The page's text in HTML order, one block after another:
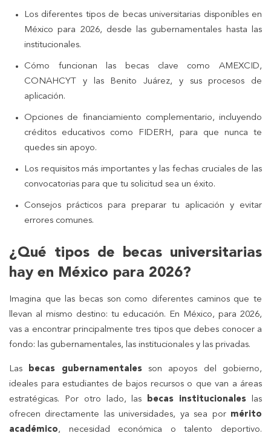
Los diferentes tipos de becas universitarias disponibles en
México para 2026, desde las gubernamentales hasta las
institucionales.
Cómo funcionan las becas clave como AMEXCID,
CONAHCYT y las Benito Juárez, y sus procesos de
aplicación.
Opciones de financiamiento complementario, incluyendo
créditos educativos como FIDERH, para que nunca te
quedes sin apoyo.
Los requisitos más importantes y las fechas cruciales de las
convocatorias para que tu solicitud sea un éxito.
Consejos prácticos para preparar tu aplicación y evitar
errores comunes.
¿Qué tipos de becas universitarias
hay en México para 2026?
Imagina que las becas son como diferentes caminos que te
llevan al mismo destino: tu educación. En México, para 2026,
vas a encontrar principalmente tres tipos que debes conocer a
fondo: las gubernamentales, las institucionales y las privadas.
Las becas gubernamentalesson apoyos del gobierno,
ideales para estudiantes de bajos recursos o que van a áreas
estratégicas. Por otro lado, las
becas institucionales las
ofrecen directamente las universidades, ya sea por mérito
académico, necesidad económica o talento deportivo.